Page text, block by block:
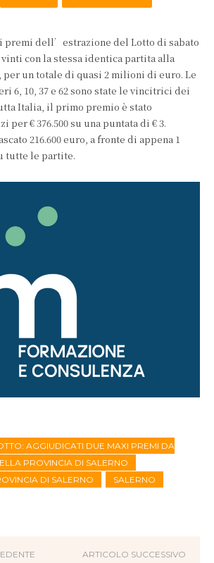
dell’estrazione del Lotto di sabato
vinti con la stessa identica partita alla
per un totale di quasi 2 milioni di euro. Le
6, 10, 37 e 62 sono state le vincitrici dei
Italia, il primo premio è stato
per € 376.500 su una puntata di € 3.
216.600 euro, a fronte di appena 1
tutte le partite.
AGGIUDICATI DUE MAXI PREMI DA
PROVINCIA DI SALERNO
DI SALERNO
SALERNO
ARTICOLO SUCCESSIVO